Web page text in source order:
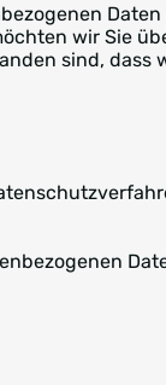
wir Sie
sind, dass